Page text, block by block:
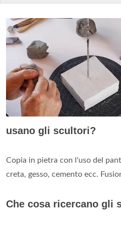
usano gli scultori?
Copia in pietra con l'uso del
creta, gesso, cemento ecc.
Che cosa ricercano gli